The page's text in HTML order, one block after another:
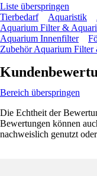
Liste überspringen
Tierbedarf
Aquaristik
Aquarium Filter &
Aquarium Innenfilter
Zubehör Aquarium Filter
Bereich überspringen
Die Echtheit der
Bewertungen können
nachweislich genutzt